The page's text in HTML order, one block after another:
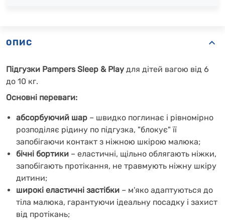
ОПИС
Підгузки Pampers Sleep & Play для дітей вагою від 6
до 10 кг.
Основні переваги:
абсорбуючий шар – швидко поглинає і рівномірно
розподіляє рідину по підгузка, "блокує" її
запобігаючи контакт з ніжною шкірою малюка;
бічні бортики – еластичні, щільно облягають ніжки,
запобігають протікання, не травмують ніжну шкіру
дитини;
широкі еластичні застібки – м'яко адаптуються до
тіла малюка, гарантуючи ідеальну посадку і захист
від протікань;